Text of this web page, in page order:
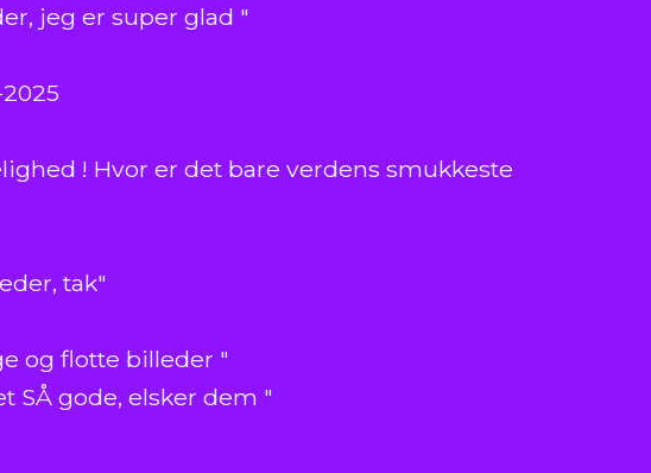
jeg er super glad "
! Hvor er det bare verdens smukkeste
tak"
og flotte billeder "
SÅ gode, elsker dem "